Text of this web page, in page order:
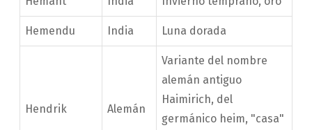
Hemendu India Luna dorada
Hendrik Alemán
Variante del nombre
alemán antiguo
Haimirich, del
germánico heim, "casa"